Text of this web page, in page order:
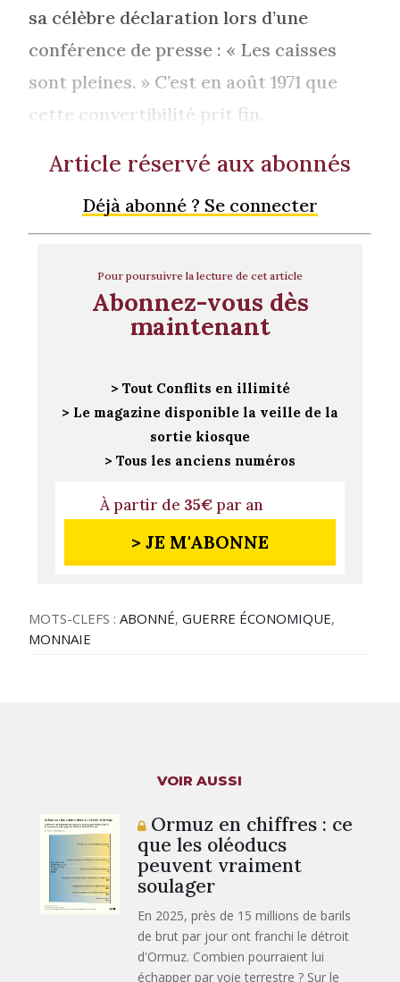
sa célèbre déclaration lors d’une
conférence de presse : « Les caisses
sont pleines. » C’est en août 1971 que
cette convertibilité prit fin.
Article réservé aux abonnés
Déjà abonné ? Se connecter
Pour poursuivre la lecture de cet article
Abonnez-vous dès
maintenant
> Tout Conflits en illimité
> Le magazine disponible la veille de la
sortie kiosque
> Tous les anciens numéros
À partir de 35€par an
> JE M'ABONNE
MOTS-CLEFS :ABONNÉ,GUERRE ÉCONOMIQUE,
MONNAIE
VOIR AUSSI
Ormuz en chiffres : ce
que les oléoducs
peuvent vraiment
soulager
En 2025, près de 15 millions de barils
de brut par jour ont franchi le détroit
d'Ormuz. Combien pourraient lui
échapper par voie terrestre ? Sur le